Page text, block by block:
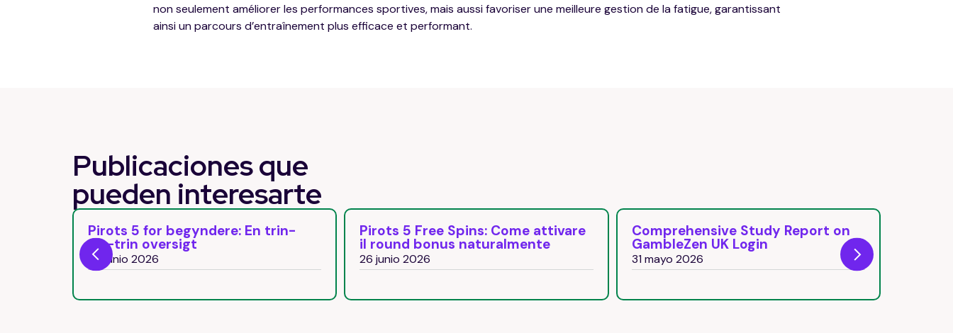
non seulement améliorer les performances sportives, mais aussi favoriser une meilleure gestion de la fatigue, garantissant
ainsi un parcours d’entraînement plus efficace et performant.
Publicaciones que
pueden interesarte
Pirots 5 for begyndere: En trin-
for-trin oversigt
29 junio 2026
Pirots 5 Free Spins: Come attivare
il round bonus naturalmente
26 junio 2026
Comprehensive Study Report on
GambleZen UK Login
31 mayo 2026